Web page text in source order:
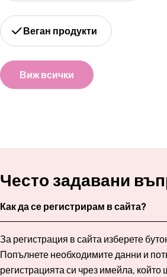
Веган продукти
Виж всички
Често задавани
Как да се регистрирам в сайта?
За регистрация в сайта изберете
Попълнете необходимите данни и
регистрацията си чрез имейла, който